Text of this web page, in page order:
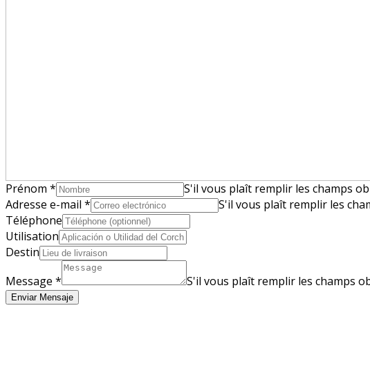
Prénom *
S'il vous plaît remplir les champs
Adresse e-mail *
S'il vous plaît remplir les
Téléphone
Utilisation
Destin
Message * S'il vous plaît remplir les champs
Enviar Mensaje